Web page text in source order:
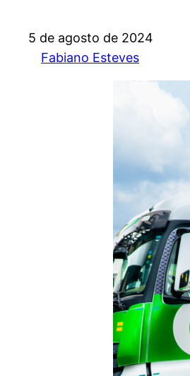
5 de agosto de 2024
Fabiano Esteves